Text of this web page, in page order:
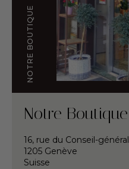
NOTRE BOUTIQUE
Notre Boutique
16, rue du Conseil-général
1205 Genève
Suisse